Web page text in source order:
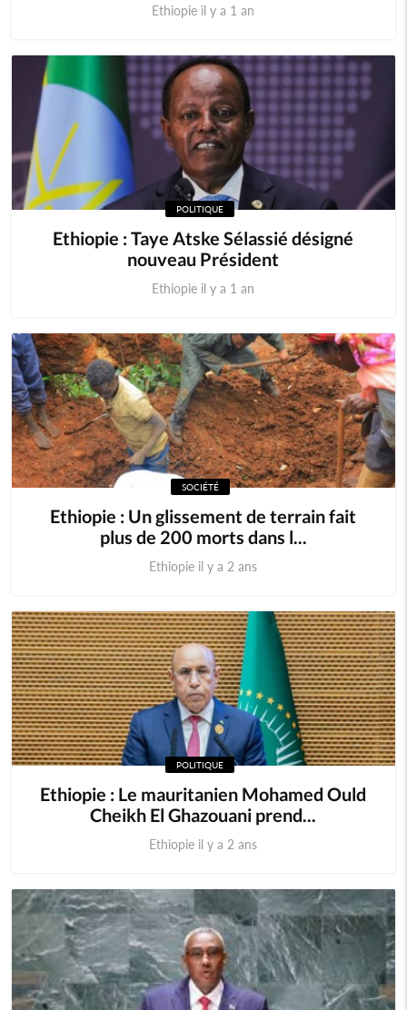
Ethiopie il y a 1 an
POLITIQUE
Ethiopie : Taye Atske Sélassié désigné
nouveau Président
Ethiopie il y a 1 an
SOCIÉTÉ
Ethiopie : Un glissement de terrain fait
plus de 200 morts dans l...
Ethiopie il y a 2 ans
POLITIQUE
Ethiopie : Le mauritanien Mohamed Ould
Cheikh El Ghazouani prend...
Ethiopie il y a 2 ans